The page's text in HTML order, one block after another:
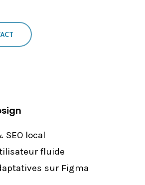
local
fluide
sur Figma